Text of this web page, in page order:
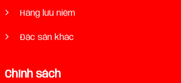
Hàng lưu niệm
Đặc sản khác
Chính sách